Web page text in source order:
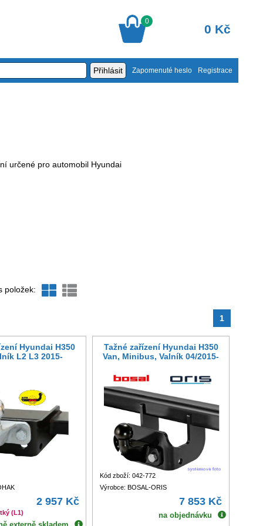
0
0 Kč
Zapomenuté heslo Registrace
určené pro automobil Hyundai
položek:
1
Hyundai H350
L2 L3 2015-
2 957 Kč
(L1)
Tažné zařízení Hyundai H350
Van, Minibus, Valník 04/2015-
Kód zboží: 042-772
Výrobce: BOSAL-ORIS
7 853 Kč
na objednávku